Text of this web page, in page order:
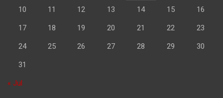
10 11 12 13 14 15 16
17 18 19 20 21 22 23
24 25 26 27 28 29 30
31
« Jul